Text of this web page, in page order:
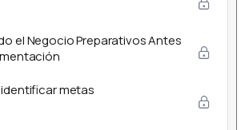
el Negocio Preparativos Antes
metas